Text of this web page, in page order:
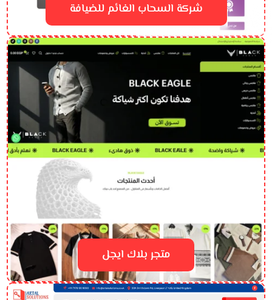
شركة السحاب الغائم للضيافة
متجر بلاك ايجل